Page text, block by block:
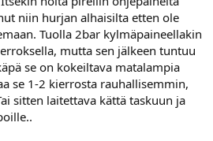
niin hurjan alhaisilta etten ole
Tuolla 2bar kylmäpaineellakin
mutta sen jälkeen tuntuu
se on kokeiltava matalampia
se 1-2 kierrosta rauhallisemmin,
sitten laitettava kättä taskuun ja